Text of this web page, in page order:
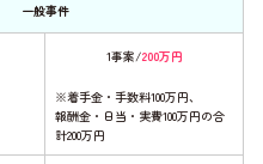
一般事件
1事案/200万円
※着手金・手数料100万円、
報酬金・日当・実費100万円の合
計200万円